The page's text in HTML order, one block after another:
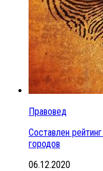
Правовед
Составлен
городов
06.12.2020